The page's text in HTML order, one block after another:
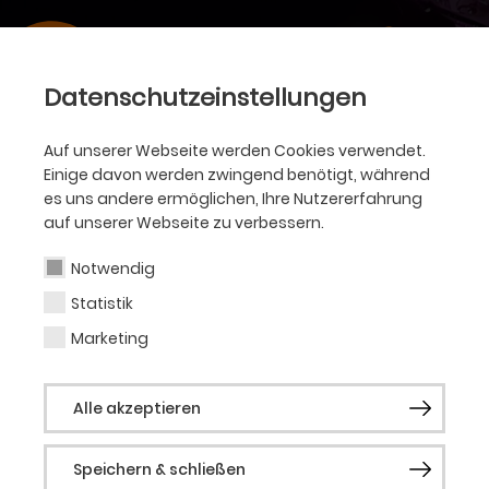
Datenschutzeinstellungen
Auf unserer Webseite werden Cookies verwendet.
Einige davon werden zwingend benötigt, während
es uns andere ermöglichen, Ihre Nutzererfahrung
auf unserer Webseite zu verbessern.
Notwendig
Statistik
Marketing
Alle akzeptieren
Speichern & schließen